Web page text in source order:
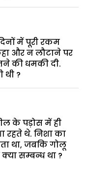
में पूरी रकम
और न लौटाने पर
की धमकी दी.
थी ?
के पड़ोस में ही
रहते थे. निशा का
था, जबकि गोलू
सम्बन्ध था ?